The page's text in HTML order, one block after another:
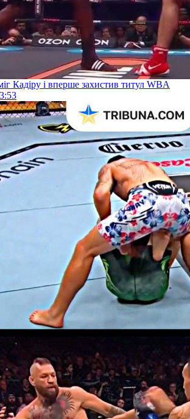
Кадіру і вперше захистив титул WBA